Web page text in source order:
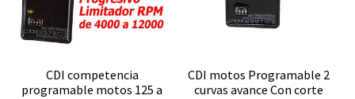
CDI competencia
programable motos 125 a
CDI motos Programable 2
curvas avance Con corte